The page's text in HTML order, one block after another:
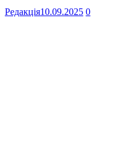
Редакція10.09.2025 0